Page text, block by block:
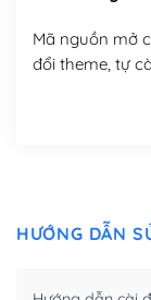
Mã nguồn mở
đổi theme, tự
nó theo ý bạn
Có thể tùy biến
HƯỚNG DẪN